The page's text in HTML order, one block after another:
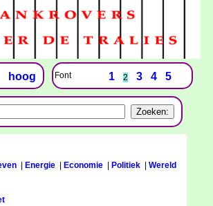
hoog Font 1 2 3 4 5
Energie Economie Politiek Wereld